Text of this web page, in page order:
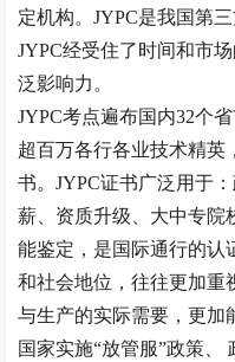
定机构。JYPC是我国第
JYPC经受住了时间和市
泛影响力。
JYPC考点遍布国内32个
超百万各行各业技术精英
书。JYPC证书广泛用于
薪、资质升级、大中专院
能鉴定，是国际通行的认
和社会地位，往往更加重
与生产的实际需要，更加
国家实施“放管服”政策、